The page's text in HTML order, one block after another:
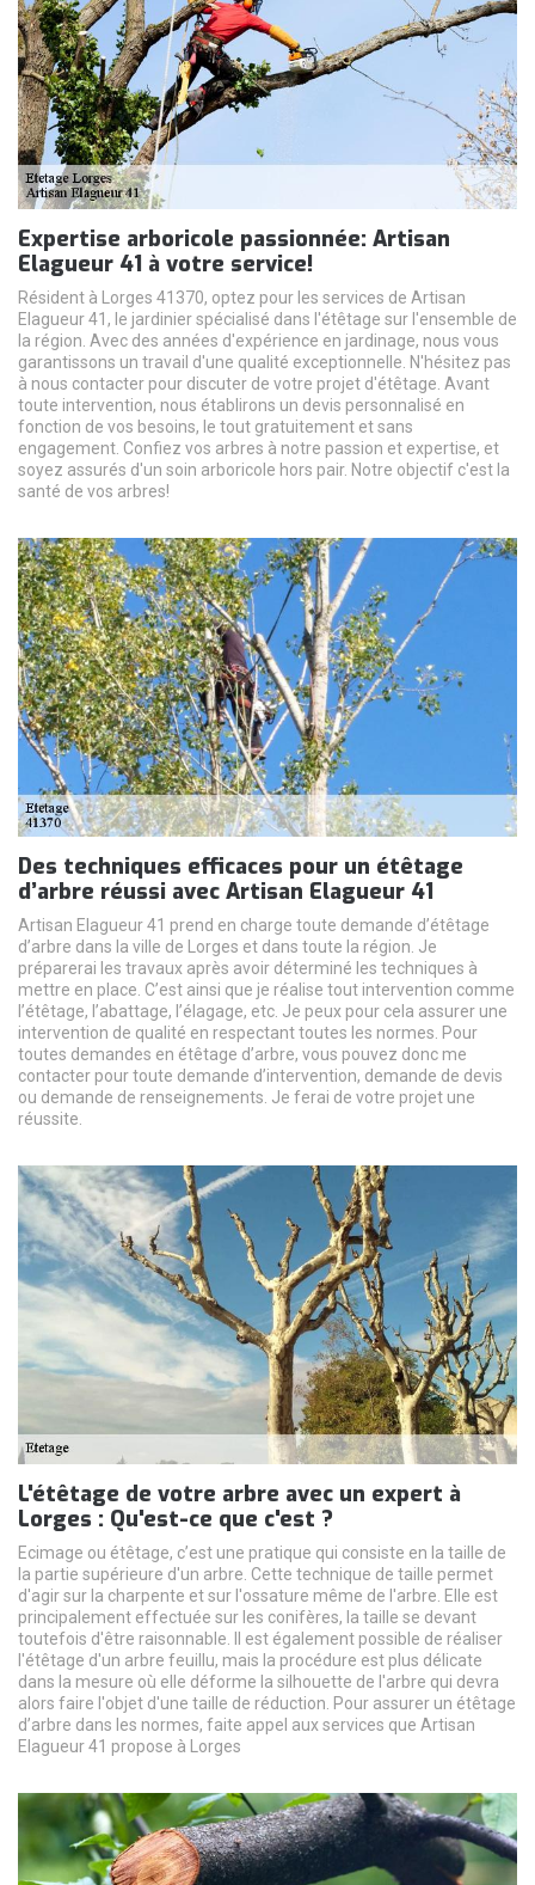
Expertise arboricole passionnée: Artisan
Elagueur 41 à votre service!
Résident à Lorges 41370, optez pour les services de Artisan
Elagueur 41, le jardinier spécialisé dans l'étêtage sur l'ensemble de
la région. Avec des années d'expérience en jardinage, nous vous
garantissons un travail d'une qualité exceptionnelle. N'hésitez pas
à nous contacter pour discuter de votre projet d'étêtage. Avant
toute intervention, nous établirons un devis personnalisé en
fonction de vos besoins, le tout gratuitement et sans
engagement. Confiez vos arbres à notre passion et expertise, et
soyez assurés d'un soin arboricole hors pair. Notre objectif c'est la
santé de vos arbres!
Des techniques efficaces pour un étêtage
d’arbre réussi avec Artisan Elagueur 41
Artisan Elagueur 41 prend en charge toute demande d’étêtage
d’arbre dans la ville de Lorges et dans toute la région. Je
préparerai les travaux après avoir déterminé les techniques à
mettre en place. C’est ainsi que je réalise tout intervention comme
l’étêtage, l’abattage, l’élagage, etc. Je peux pour cela assurer une
intervention de qualité en respectant toutes les normes. Pour
toutes demandes en étêtage d’arbre, vous pouvez donc me
contacter pour toute demande d’intervention, demande de devis
ou demande de renseignements. Je ferai de votre projet une
réussite.
L'étêtage de votre arbre avec un expert à
Lorges : Qu'est-ce que c'est ?
Ecimage ou étêtage, c’est une pratique qui consiste en la taille de
la partie supérieure d'un arbre. Cette technique de taille permet
d'agir sur la charpente et sur l'ossature même de l'arbre. Elle est
principalement effectuée sur les conifères, la taille se devant
toutefois d'être raisonnable. Il est également possible de réaliser
l'étêtage d'un arbre feuillu, mais la procédure est plus délicate
dans la mesure où elle déforme la silhouette de l'arbre qui devra
alors faire l'objet d'une taille de réduction. Pour assurer un étêtage
d’arbre dans les normes, faite appel aux services que Artisan
Elagueur 41 propose à Lorges